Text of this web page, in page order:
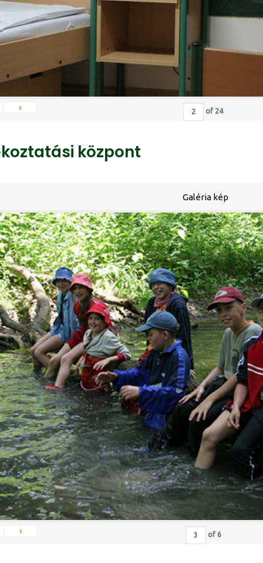
‹ of 24
központ
Galéria kép
‹ of 6